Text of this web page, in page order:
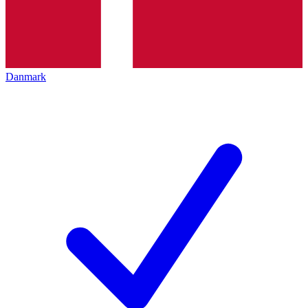
Danmark